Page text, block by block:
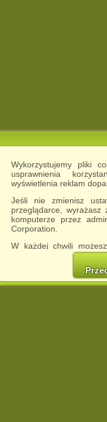
Wykorzystujemy pliki
usprawnienia
wyświetlenia reklam
Jeśli nie zmienisz
przeglądarce,
komputerze przez
Corporation.
W każdej chwili
cookies w swojej
w naszej
http://chomikuj.pl/